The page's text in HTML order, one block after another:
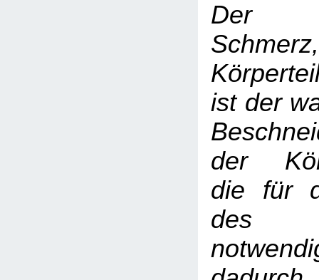
Der
ist der
der
die für
des